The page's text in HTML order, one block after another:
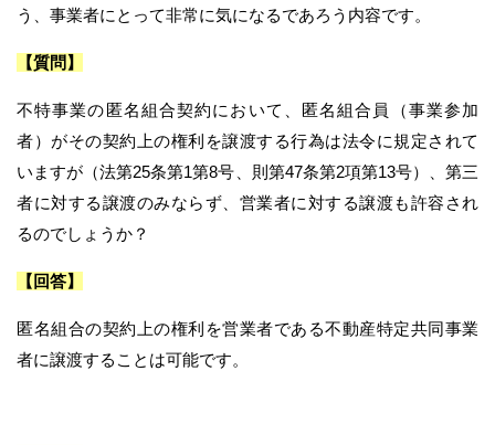
う、事業者にとって非常に気になるであろう内容です。
【質問】
不特事業の匿名組合契約において、匿名組合員（事業参加
者）がその契約上の権利を譲渡する行為は法令に規定されて
いますが（法第25条第1第8号、則第47条第2項第13号）、第三
者に対する譲渡のみならず、営業者に対する譲渡も許容され
るのでしょうか？
【回答】
匿名組合の契約上の権利を営業者である不動産特定共同事業
者に譲渡することは可能です。